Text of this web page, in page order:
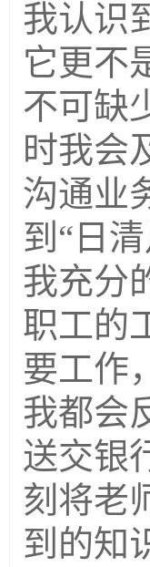
我认识
它更不
不可缺
时我会
沟通业
到“日
我充分
职工的
要工作
我都会
送交银
刻将老
到的知